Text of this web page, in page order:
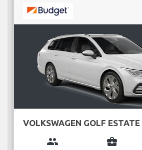
VOLKSWAGEN GOLF ESTATE
group business_center